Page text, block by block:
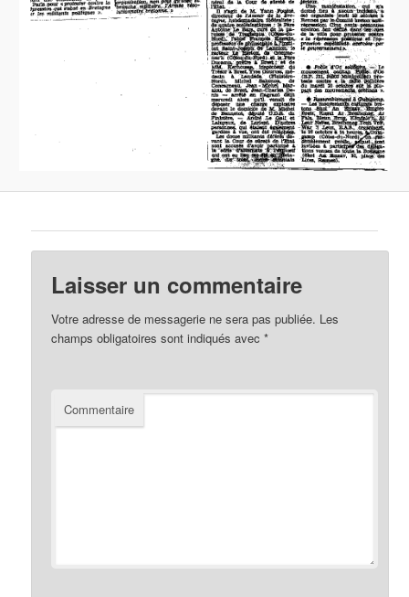
Laisser un commentaire
Votre adresse de messagerie ne sera pas publiée. Les
champs obligatoires sont indiqués avec*
Commentaire